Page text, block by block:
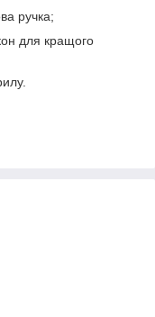
ручка;
для кращого